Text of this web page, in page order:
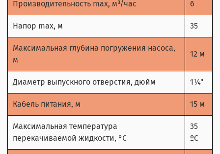
Производительность max, м³/час 6
Напор max, м 35
Максимальная глубина погружения насоса,
м
12 м
Диаметр выпускного отверстия, дюйм 1¼"
Кабель питания, м 15 м
Максимальная температура
перекачиваемой жидкости, °C
35
ºС